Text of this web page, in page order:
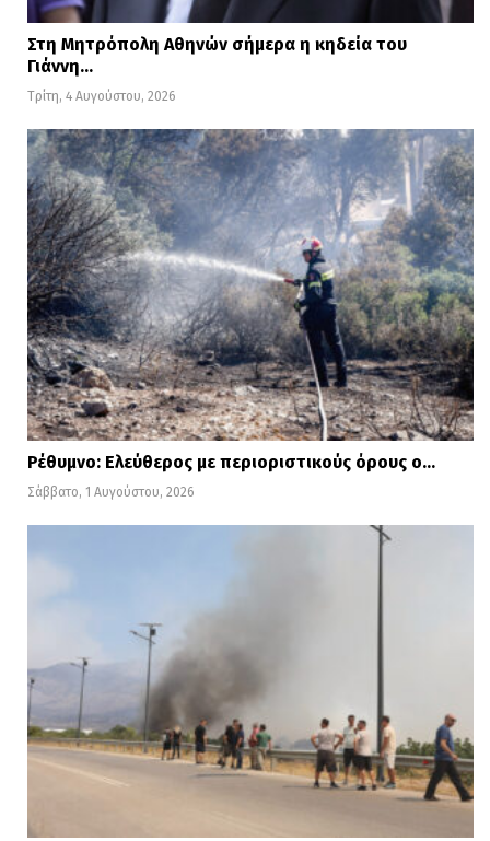
Στη Μητρόπολη Αθηνών σήμερα η κηδεία του
Γιάννη…
Τρίτη, 4 Αυγούστου, 2026
Ρέθυμνο: Ελεύθερος με περιοριστικούς όρους ο…
Σάββατο, 1 Αυγούστου, 2026